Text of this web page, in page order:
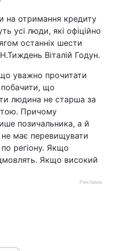
на отримання кредиту
усі люди, які офіційно
останніх шести
Віталій Годун.
уважно прочитати
що
людина не старша за
Причому
позичальника, а й
не має перевищувати
регіону. Якщо
Якщо високий
Реклама